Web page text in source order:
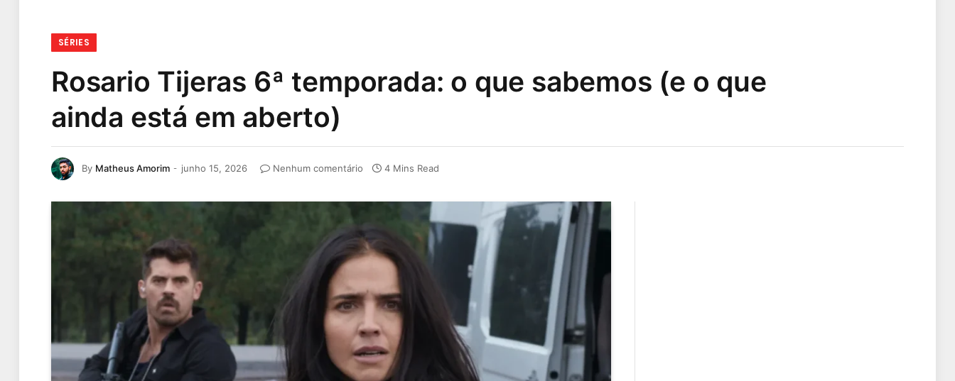
SÉRIES
Rosario Tijeras 6ª temporada: o que sabemos (e o que
ainda está em aberto)
By Matheus Amorim junho 15, 2026 Nenhum comentário 4 Mins Read